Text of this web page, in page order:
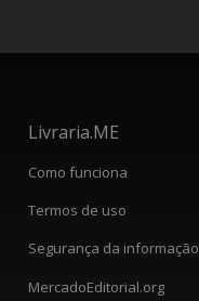
Livraria.ME
Como funciona
Termos de uso
Segurança da informação
MercadoEditorial.org